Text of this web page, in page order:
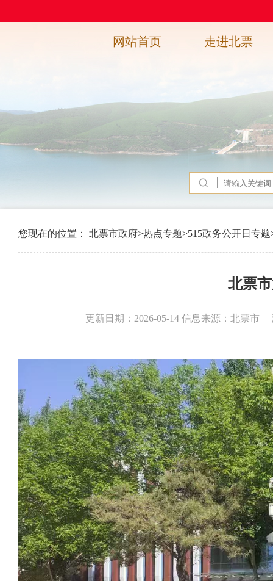
网站首页 走进北票
您现在的位置： 北票市政府>热点专题>515政务公开日专题
北票
更新日期：2026-05-14 信息来源：北票市